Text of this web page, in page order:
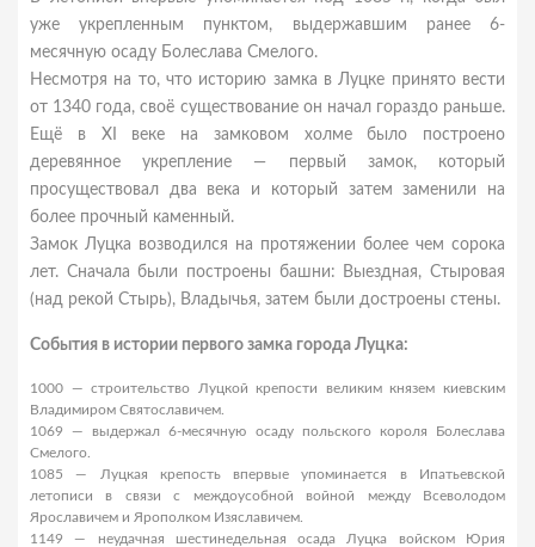
уже укрепленным пунктом, выдержавшим ранее 6-
месячную осаду Болеслава Смелого.
Несмотря на то, что историю замка в Луцке принято вести
от 1340 года, своё существование он начал гораздо раньше.
Ещё в XI веке на замковом холме было построено
деревянное укрепление — первый замок, который
просуществовал два века и который затем заменили на
более прочный каменный.
Замок Луцка возводился на протяжении более чем сорока
лет. Сначала были построены башни: Выездная, Стыровая
(над рекой Стырь), Владычья, затем были достроены стены.
События в истории первого замка города Луцка:
1000 — строительство Луцкой крепости великим князем киевским
Владимиром Святославичем.
1069 — выдержал 6-месячную осаду польского короля Болеслава
Смелого.
1085 — Луцкая крепость впервые упоминается в Ипатьевской
летописи в связи с междоусобной войной между Всеволодом
Ярославичем и Ярополком Изяславичем.
1149 — неудачная шестинедельная осада Луцка войском Юрия